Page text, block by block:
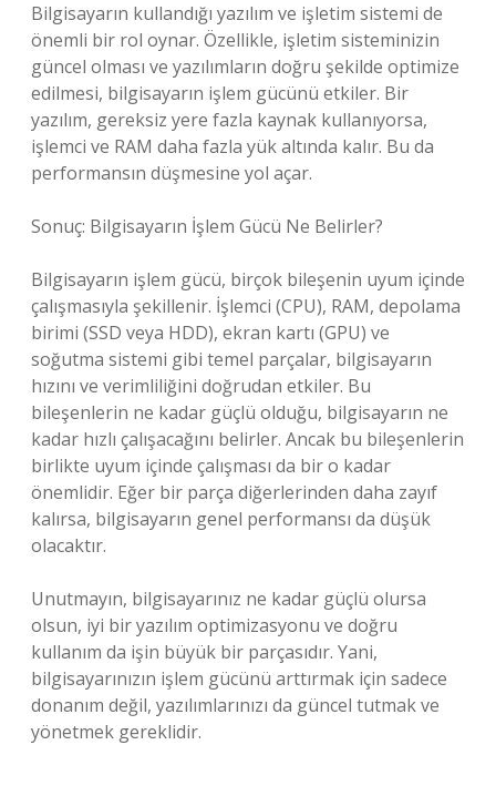
Bilgisayarın kullandığı yazılım ve işletim sistemi de
önemli bir rol oynar. Özellikle, işletim sisteminizin
güncel olması ve yazılımların doğru şekilde optimize
edilmesi, bilgisayarın işlem gücünü etkiler. Bir
yazılım, gereksiz yere fazla kaynak kullanıyorsa,
işlemci ve RAM daha fazla yük altında kalır. Bu da
performansın düşmesine yol açar.
Sonuç: Bilgisayarın İşlem Gücü Ne Belirler?
Bilgisayarın işlem gücü, birçok bileşenin uyum içinde
çalışmasıyla şekillenir. İşlemci (CPU), RAM, depolama
birimi (SSD veya HDD), ekran kartı (GPU) ve
soğutma sistemi gibi temel parçalar, bilgisayarın
hızını ve verimliliğini doğrudan etkiler. Bu
bileşenlerin ne kadar güçlü olduğu, bilgisayarın ne
kadar hızlı çalışacağını belirler. Ancak bu bileşenlerin
birlikte uyum içinde çalışması da bir o kadar
önemlidir. Eğer bir parça diğerlerinden daha zayıf
kalırsa, bilgisayarın genel performansı da düşük
olacaktır.
Unutmayın, bilgisayarınız ne kadar güçlü olursa
olsun, iyi bir yazılım optimizasyonu ve doğru
kullanım da işin büyük bir parçasıdır. Yani,
bilgisayarınızın işlem gücünü arttırmak için sadece
donanım değil, yazılımlarınızı da güncel tutmak ve
yönetmek gereklidir.